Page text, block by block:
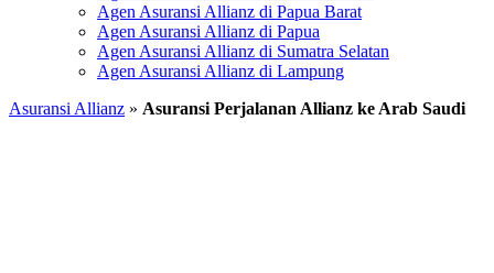
Agen Asuransi Allianz di Papua Barat
Agen Asuransi Allianz di Papua
Agen Asuransi Allianz di Sumatra Selatan
Agen Asuransi Allianz di Lampung
Asuransi Allianz » Asuransi Perjalanan Allianz ke Arab Saudi